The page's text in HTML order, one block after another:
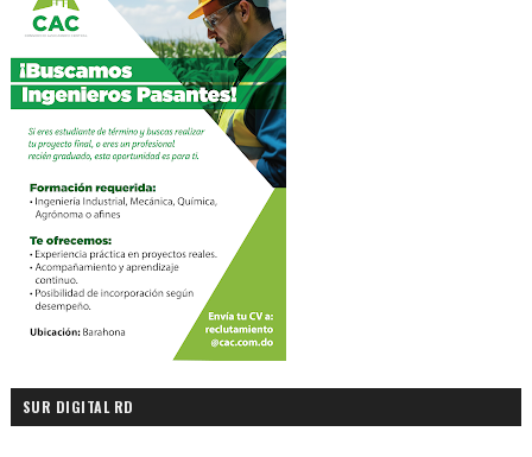
SUR DIGITAL RD